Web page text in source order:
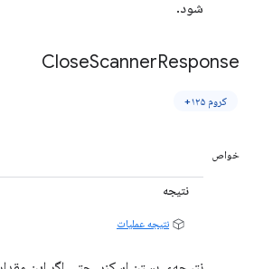
شود.
CloseScannerResponse
کروم ۱۲۵+
خواص
نتیجه
نتیجه عملیات